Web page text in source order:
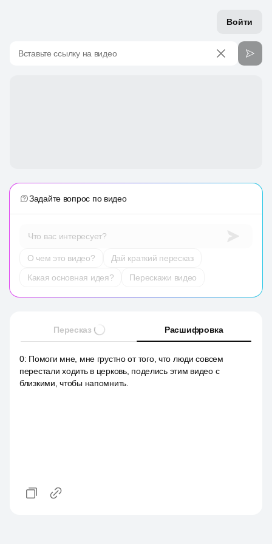
Войти
Вставьте ссылку на видео
Задайте вопрос по видео
Что вас интересует?
О чем это видео?
Дай краткий пересказ
Какая основная идея?
Перескажи видео
Пересказ Расшифровка
0: Помоги мне, мне грустно от того, что люди совсем
перестали ходить в церковь, поделись этим видео с
близкими, чтобы напомнить.